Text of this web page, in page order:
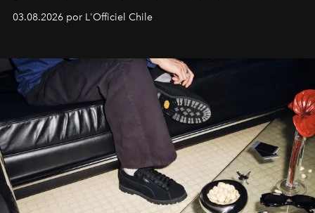
la asesora creativa y jefa de diseño global de la marca
y la filosofía detrás de la propuesta.
03.08.2026 por L'Officiel Chile